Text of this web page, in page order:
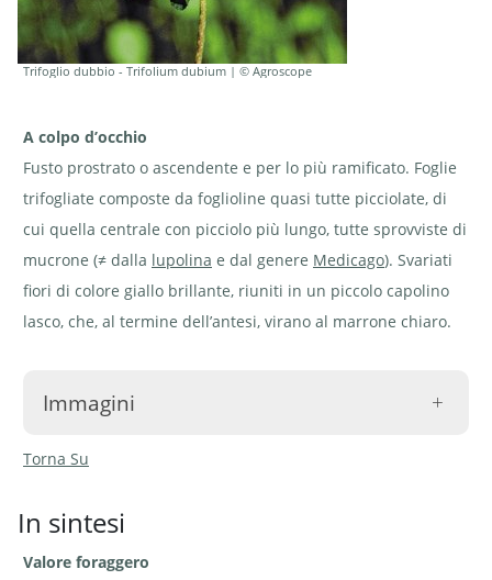
Trifoglio dubbio - Trifolium dubium | © Agroscope
A colpo d’occhio
Fusto prostrato o ascendente e per lo più ramificato. Foglie
trifogliate composte da foglioline quasi tutte picciolate, di
cui quella centrale con picciolo più lungo, tutte sprovviste di
mucrone (≠ dalla lupolina e dal genere Medicago). Svariati
fiori di colore giallo brillante, riuniti in un piccolo capolino
lasco, che, al termine dell’antesi, virano al marrone chiaro.
Immagini
Trifoglio
Trifoglio
Torna Su
In sintesi
Valore foraggero